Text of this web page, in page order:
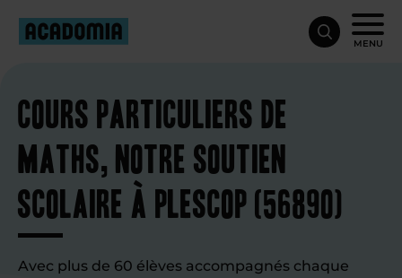
MENU
Cours particuliers de
maths, notre soutien
scolaire à Plescop (56890)
Avec plus de 60 élèves accompagnés chaque